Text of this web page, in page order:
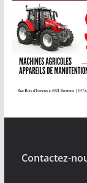
Contactez-